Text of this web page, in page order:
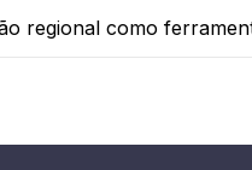
regional como